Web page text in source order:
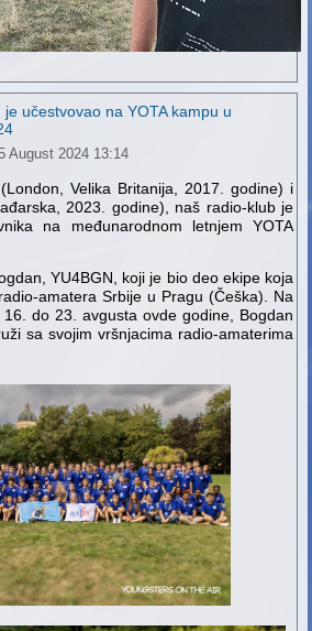
učestvovao na YOTA kampu u
August 2024 13:14
Velika Britanija, 2017. godine) i
2023. godine), naš radio-klub je
na međunarodnom letnjem YOTA
YU4BGN, koji je bio deo ekipe koja
amatera Srbije u Pragu (Češka). Na
do 23. avgusta ovde godine, Bogdan
sa svojim vršnjacima radio-amaterima